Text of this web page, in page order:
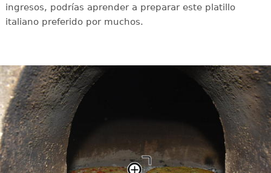
ingresos, podrías aprender a preparar este platillo
italiano preferido por muchos.